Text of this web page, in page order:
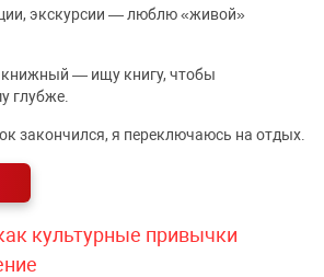
экскурсии — люблю «живой»
книжный — ищу книгу, чтобы
глубже.
закончился, я переключаюсь на отдых.
культурные привычки